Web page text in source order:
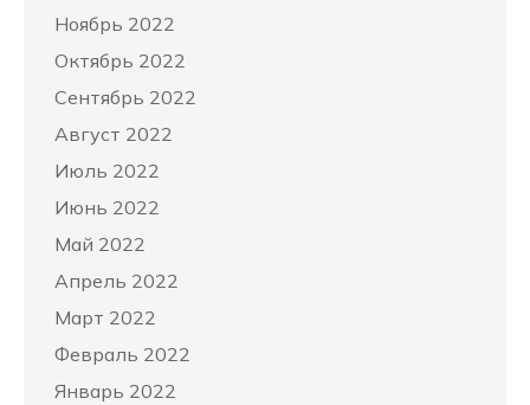
Ноябрь 2022
Октябрь 2022
Сентябрь 2022
Август 2022
Июль 2022
Июнь 2022
Май 2022
Апрель 2022
Март 2022
Февраль 2022
Январь 2022